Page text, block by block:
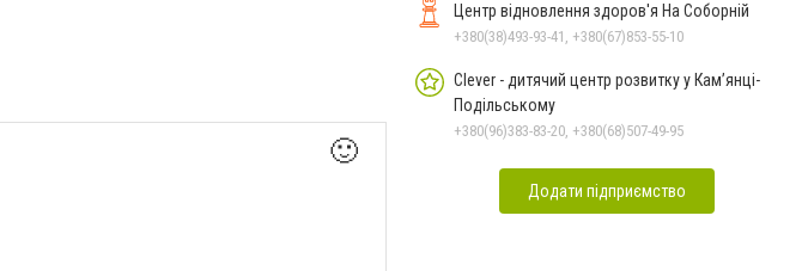
🙂
Центр відновлення здоров'я На Соборній
+380(38)493-93-41, +380(67)853-55-10
Clever - дитячий центр розвитку у Кам’янці-
Подільському
+380(96)383-83-20, +380(68)507-49-95
Додати підприємство